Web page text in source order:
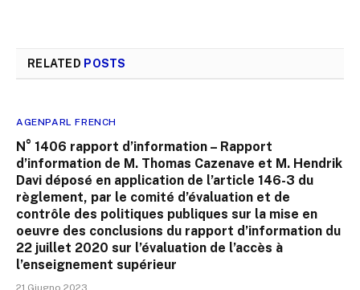
RELATED POSTS
AGENPARL FRENCH
N° 1406 rapport d’information – Rapport
d’information de M. Thomas Cazenave et M. Hendrik
Davi déposé en application de l’article 146-3 du
règlement, par le comité d’évaluation et de
contrôle des politiques publiques sur la mise en
oeuvre des conclusions du rapport d’information du
22 juillet 2020 sur l’évaluation de l’accès à
l’enseignement supérieur